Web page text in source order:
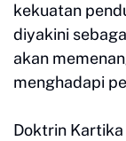
kekuatan
diyakini
akan
menghadapi
Doktrin Kartika